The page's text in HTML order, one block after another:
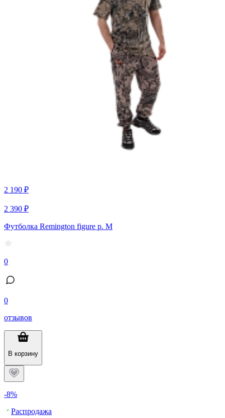
2 190 ₽
2 390 ₽
Футболка Remington figure р. M
0
0
отзывов
В корзину
-8%
Распродажа